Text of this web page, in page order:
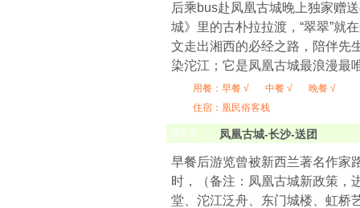
后乘bus赴凤凰古城晚上独家赠
城》里的古朴拉拉渡，“翠翠”就
文走出湘西的必经之路，陪伴先
染沱江；它是凤凰古城最浪漫最
用餐： 早餐 √ 中餐 √
晚餐 √
住宿：凰民俗客栈
第5天 凤凰古城-长沙-送团
早餐后游览曾被新西兰著名作家
时，（备注：凤凰古城新政策，
堂、沱江泛舟、东门城楼、虹桥